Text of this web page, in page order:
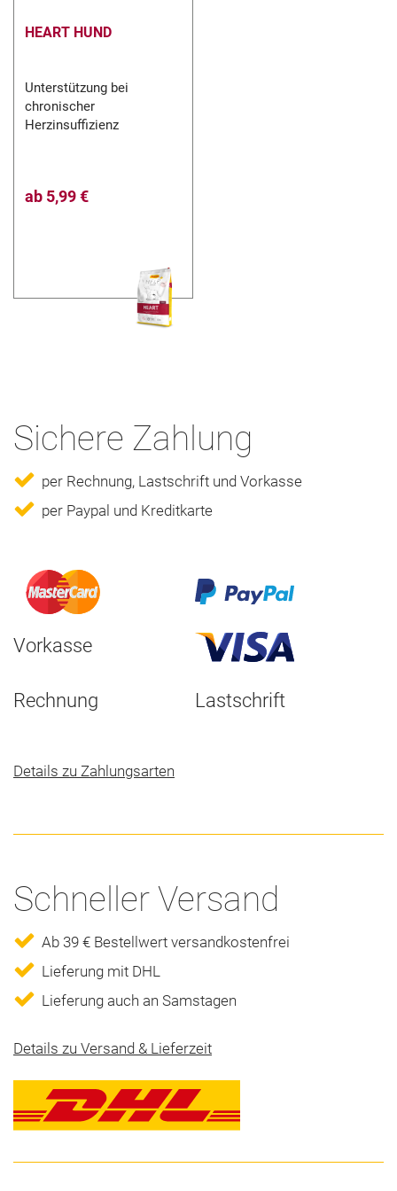
HEART HUND
Unterstützung bei
chronischer
Herzinsuffizienz
ab 5,99 €
Sichere Zahlung
per Rechnung, Lastschrift und Vorkasse
per Paypal und Kreditkarte
Vorkasse
Rechnung Lastschrift
Details zu Zahlungsarten
Schneller Versand
Ab 39 € Bestellwert versandkostenfrei
Lieferung mit DHL
Lieferung auch an Samstagen
Details zu Versand & Lieferzeit